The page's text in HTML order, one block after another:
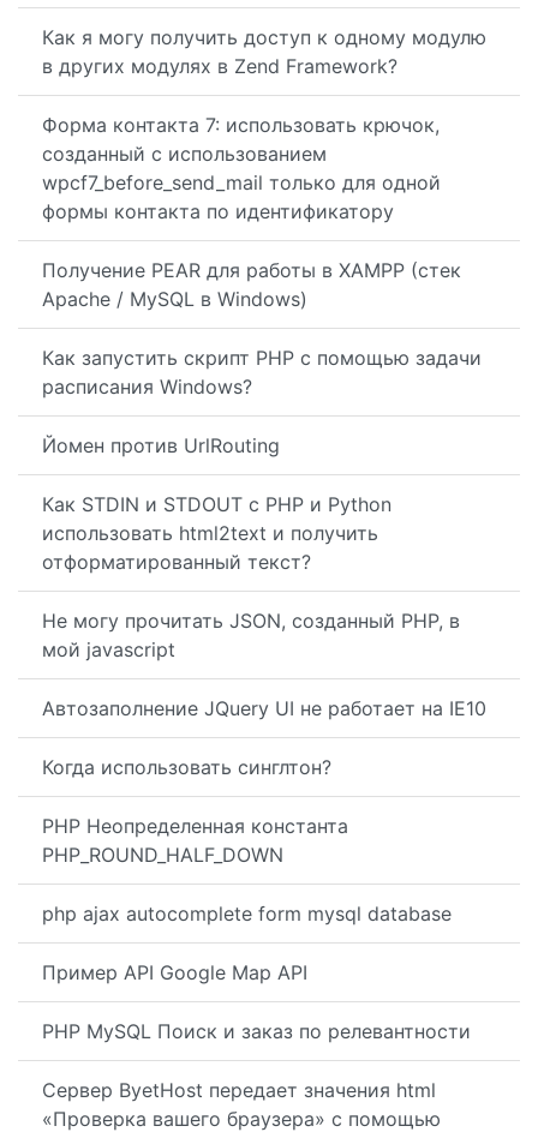
Как я могу получить доступ к одному модулю
в других модулях в Zend Framework?
Форма контакта 7: использовать крючок,
созданный с использованием
wpcf7_before_send_mail только для одной
формы контакта по идентификатору
Получение PEAR для работы в XAMPP (стек
Apache / MySQL в Windows)
Как запустить скрипт PHP с помощью задачи
расписания Windows?
Йомен против UrlRouting
Как STDIN и STDOUT с PHP и Python
использовать html2text и получить
отформатированный текст?
Не могу прочитать JSON, созданный PHP, в
мой javascript
Автозаполнение JQuery UI не работает на IE10
Когда использовать синглтон?
PHP Неопределенная константа
PHP_ROUND_HALF_DOWN
php ajax autocomplete form mysql database
Пример API Google Map API
PHP MySQL Поиск и заказ по релевантности
Сервер ByetHost передает значения html
«Проверка вашего браузера» с помощью